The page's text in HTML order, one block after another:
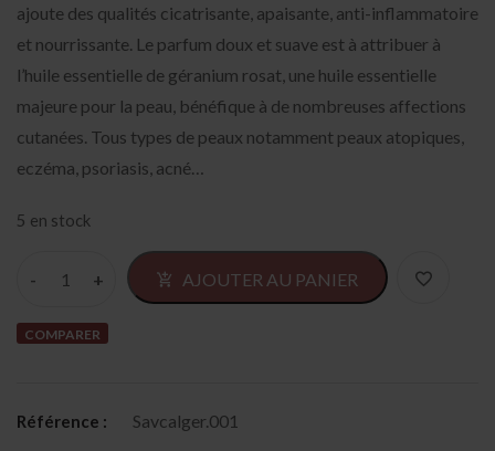
ajoute des qualités cicatrisante, apaisante, anti-inflammatoire
et nourrissante. Le parfum doux et suave est à attribuer à
l’huile essentielle de géranium rosat, une huile essentielle
majeure pour la peau, bénéfique à de nombreuses affections
cutanées. Tous types de peaux notamment peaux atopiques,
eczéma, psoriasis, acné…
5 en stock
AJOUTER AU PANIER
COMPARER
Référence : Savcalger.001